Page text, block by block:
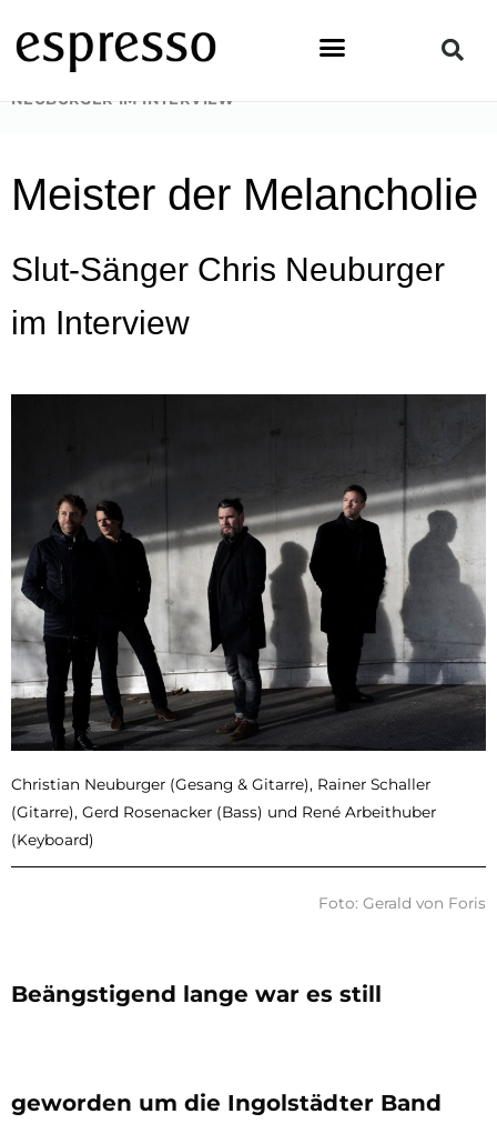
Inhalt
springen
STARTSEITE
NEUBURGER IM INTERVIEW
Meister der Melancholie
Slut-Sänger Chris Neuburger
im Interview
Christian Neuburger (Gesang & Gitarre), Rainer Schaller
(Gitarre), Gerd Rosenacker (Bass) und René Arbeithuber
(Keyboard)
Foto: Gerald von Foris
Beängstigend lange war es still
geworden um die Ingolstädter Band